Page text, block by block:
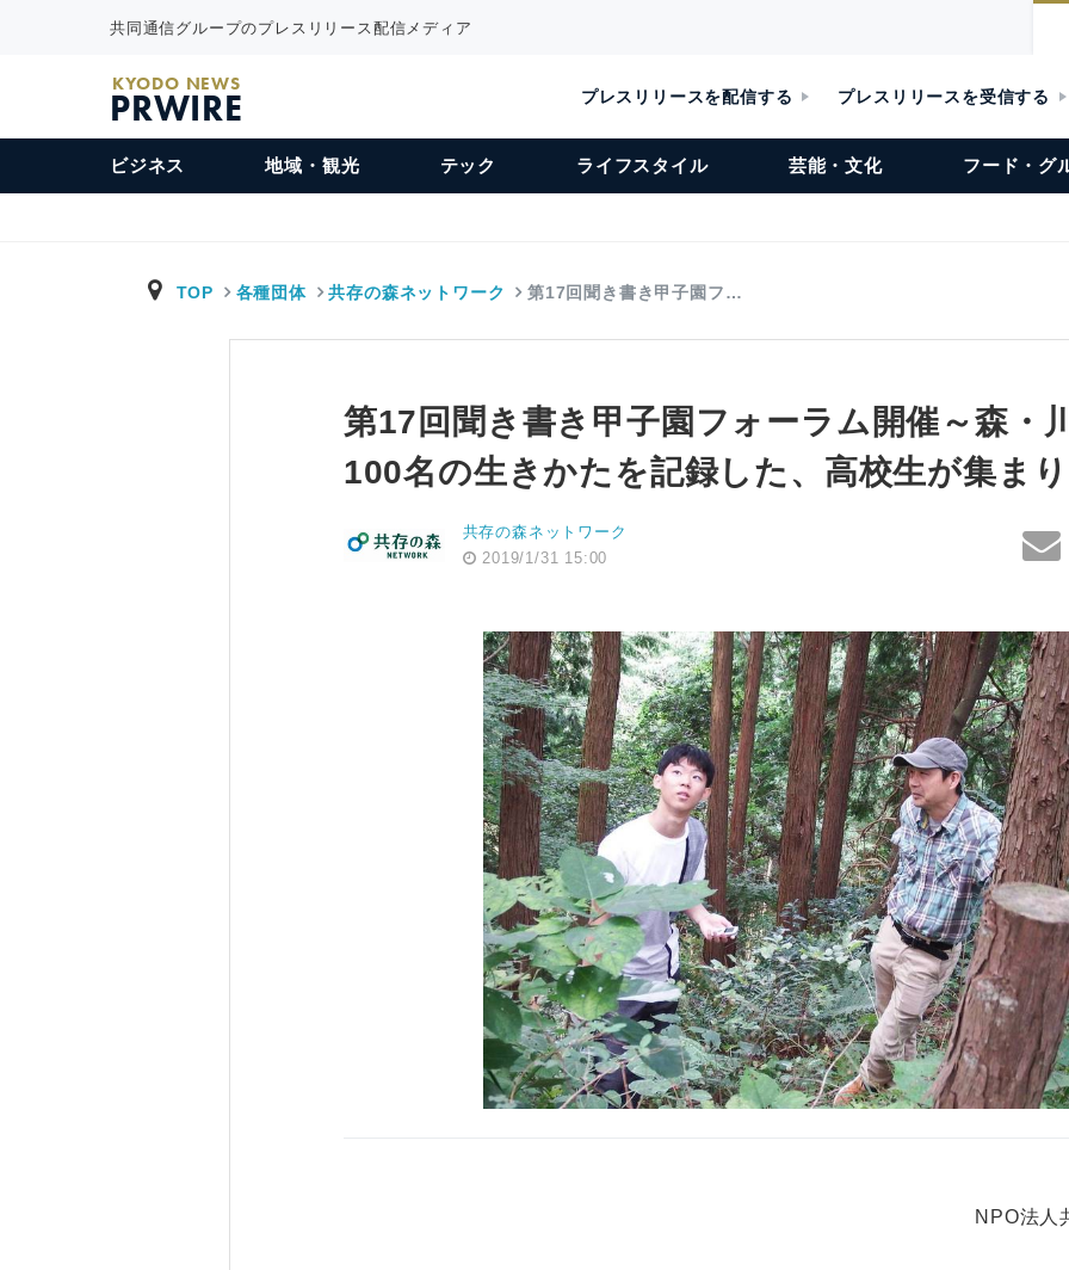
共同通信グループのプレスリリース配信メディア
KYODO NEWS
PRWIRE プレスリリースを配信する プレスリリースを受信する
ビジネス 地域・観光 テック ライフスタイル 芸能・文化 フード・グ
TOP 各種団体 共存の森ネットワーク 第17回聞き書き甲子園フ…
第17回聞き書き甲子園フォーラム開催～森・
100名の生きかたを記録した、高校生が集ま
共存の森ネットワーク
2019/1/31 15:00
NPO法人